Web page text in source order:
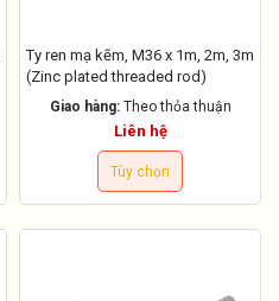
Ty ren mạ kẽm, M36 x 1m, 2m, 3m
(Zinc plated threaded rod)
Giao hàng: Theo thỏa thuận
Liên hệ
Tùy chọn